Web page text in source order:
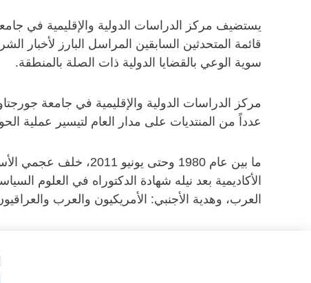
يستضيف مركز الدراسات الدولية والإقليمية في
قائمة المتحدثين السابقين المراسل البارز
سوية الوعي بالقضايا الدولية ذات الصلة بالمنطقة.
مركز الدراسات الدولية والإقليمية في جامعة
عدداً من المنتديات على مدار العام لتيسير عملية
ما بين عام 1980
العرب، وهدية الأجنبي: الأمريكيون والعرب